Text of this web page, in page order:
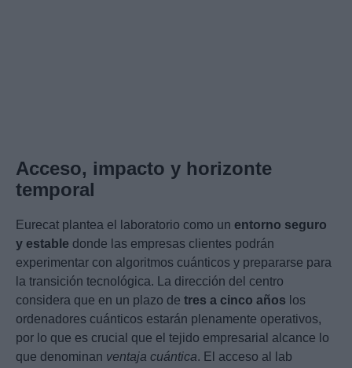
Acceso, impacto y horizonte
temporal
Eurecat plantea el laboratorio como un entorno seguro
y estable donde las empresas clientes podrán
experimentar con algoritmos cuánticos y prepararse para
la transición tecnológica. La dirección del centro
considera que en un plazo de tres a cinco años los
ordenadores cuánticos estarán plenamente operativos,
por lo que es crucial que el tejido empresarial alcance lo
que denominan ventaja cuántica. El acceso al lab